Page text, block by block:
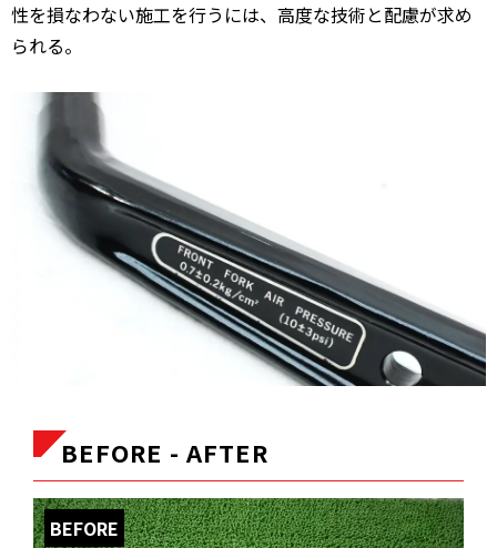
性を損なわない施工を行うには、高度な技術と配慮が求め
られる。
BEFORE - AFTER
BEFORE